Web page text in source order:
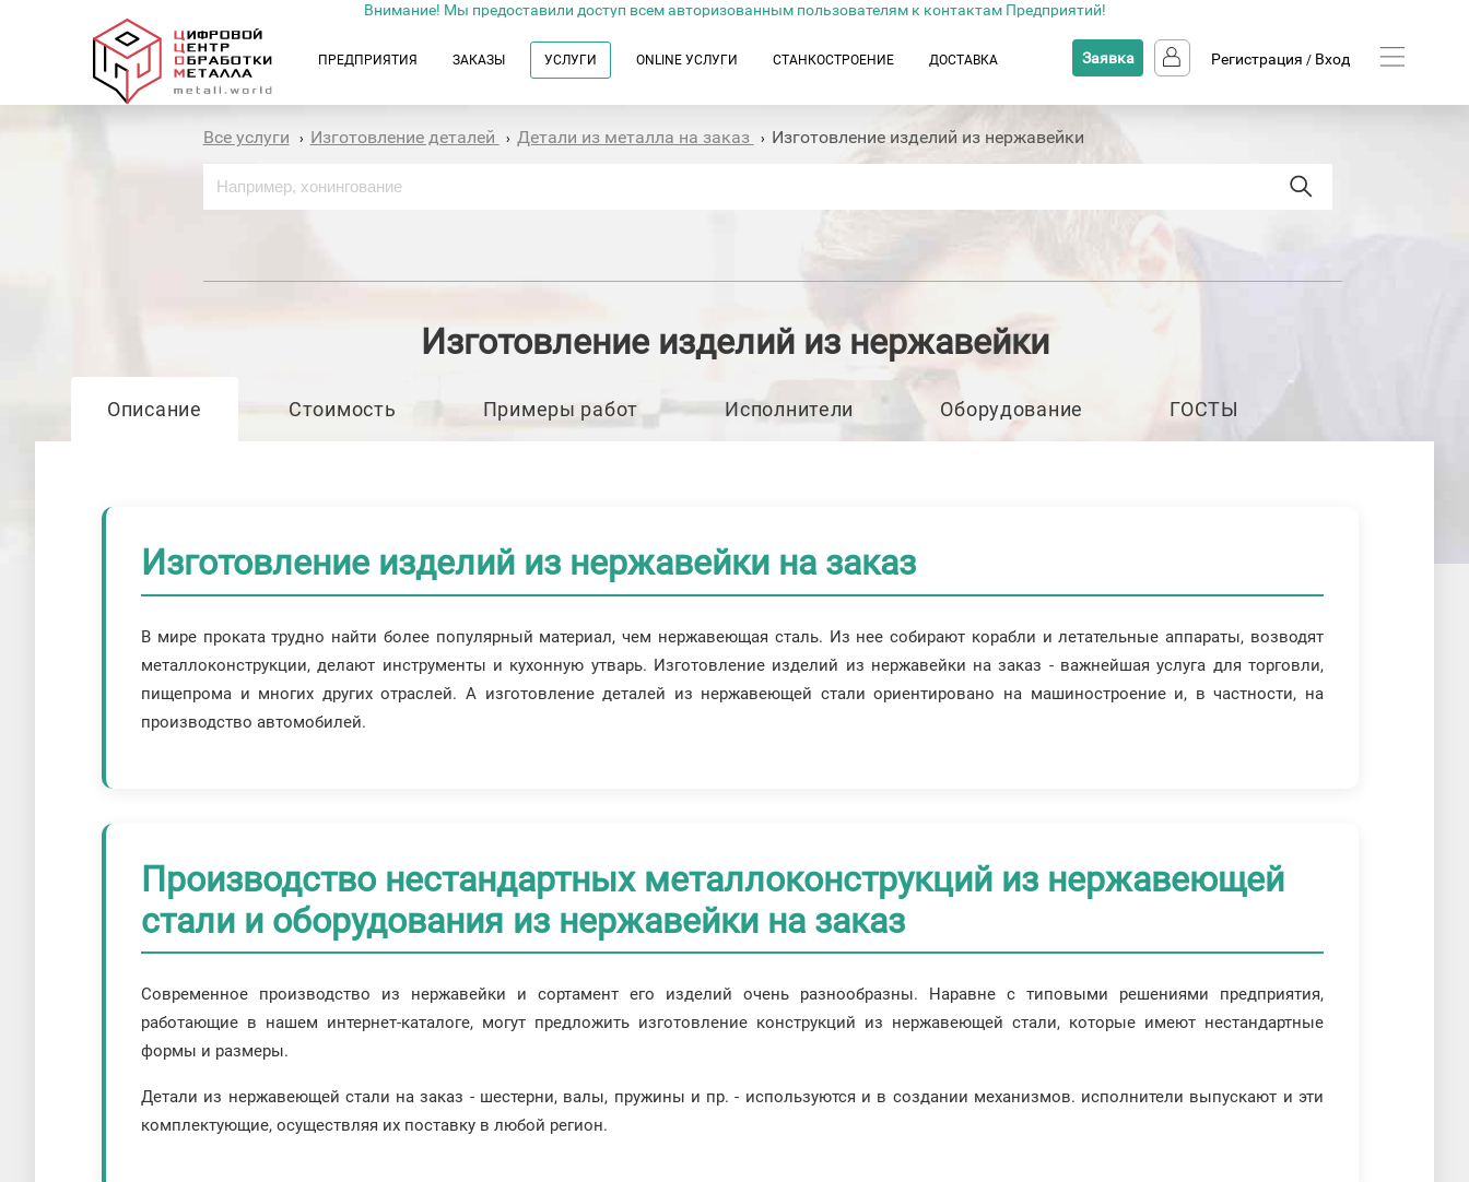
Внимание! Мы предоставили доступ всем авторизованным пользователям к контактам Предприятий!
ПРЕДПРИЯТИЯ ЗАКАЗЫ УСЛУГИ ONLINE УСЛУГИ СТАНКОСТРОЕНИЕ ДОСТАВКА Заявка Регистрация / Вход
Все услуги › Изготовление деталей › Детали из металла на заказ › Изготовление изделий из нержавейки
Изготовление изделий из нержавейки
Описание Стоимость Примеры работ Исполнители Оборудование ГОСТЫ
Изготовление изделий из нержавейки на заказ
В мире проката трудно найти более популярный материал, чем нержавеющая сталь. Из нее собирают корабли и летательные аппараты, возводят
металлоконструкции, делают инструменты и кухонную утварь. Изготовление изделий из нержавейки на заказ - важнейшая услуга для торговли,
пищепрома и многих других отраслей. А изготовление деталей из нержавеющей стали ориентировано на машиностроение и, в частности, на
производство автомобилей.
Производство нестандартных металлоконструкций из нержавеющей
стали и оборудования из нержавейки на заказ
Современное производство из нержавейки и сортамент его изделий очень разнообразны. Наравне с типовыми решениями предприятия,
работающие в нашем интернет-каталоге, могут предложить изготовление конструкций из нержавеющей стали, которые имеют нестандартные
формы и размеры.
Детали из нержавеющей стали на заказ - шестерни, валы, пружины и пр. - используются и в создании механизмов. исполнители выпускают и эти
комплектующие, осуществляя их поставку в любой регион.